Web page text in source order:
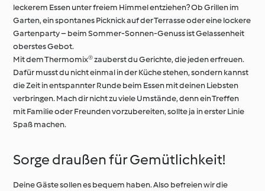
leckerem Essen unter freiem Himmel entziehen? Ob Grillen im
Garten, ein spontanes Picknick auf der Terrasse oder eine lockere
Gartenparty – beim Sommer-Sonnen-Genuss ist Gelassenheit
oberstes Gebot.
Mit dem Thermomix® zauberst du Gerichte, die jeden erfreuen.
Dafür musst du nicht einmal in der Küche stehen, sondern kannst
die Zeit in entspannter Runde beim Essen mit deinen Liebsten
verbringen. Mach dir nicht zu viele Umstände, denn ein Treffen
mit Familie oder Freunden vorzubereiten, sollte ja in erster Linie
Spaß machen.
Sorge draußen für Gemütlichkeit!
Deine Gäste sollen es bequem haben. Also befreien wir die